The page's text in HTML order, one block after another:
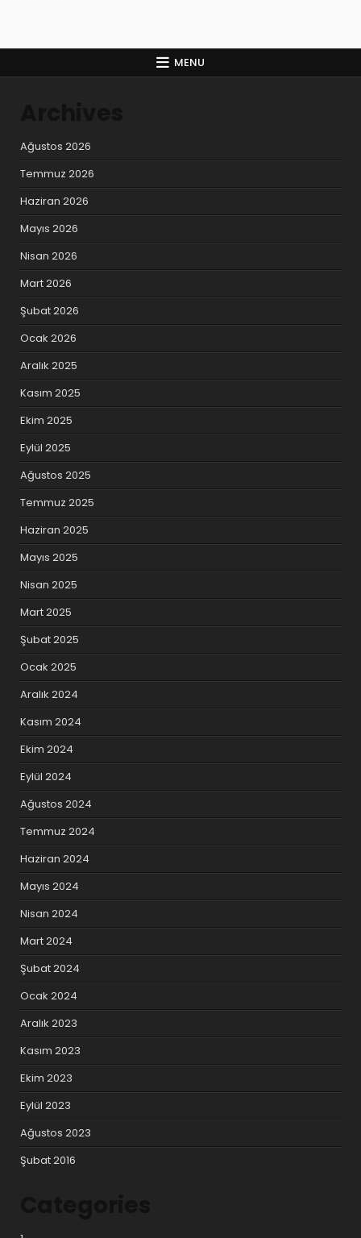
MENU
Ağustos 2026
Temmuz 2026
Haziran 2026
Mayıs 2026
Nisan 2026
Mart 2026
Şubat 2026
Ocak 2026
Aralık 2025
Kasım 2025
Ekim 2025
Eylül 2025
Ağustos 2025
Temmuz 2025
Haziran 2025
Mayıs 2025
Nisan 2025
Mart 2025
Şubat 2025
Ocak 2025
Aralık 2024
Kasım 2024
Ekim 2024
Eylül 2024
Ağustos 2024
Temmuz 2024
Haziran 2024
Mayıs 2024
Nisan 2024
Mart 2024
Şubat 2024
Ocak 2024
Aralık 2023
Kasım 2023
Ekim 2023
Eylül 2023
Ağustos 2023
Şubat 2016